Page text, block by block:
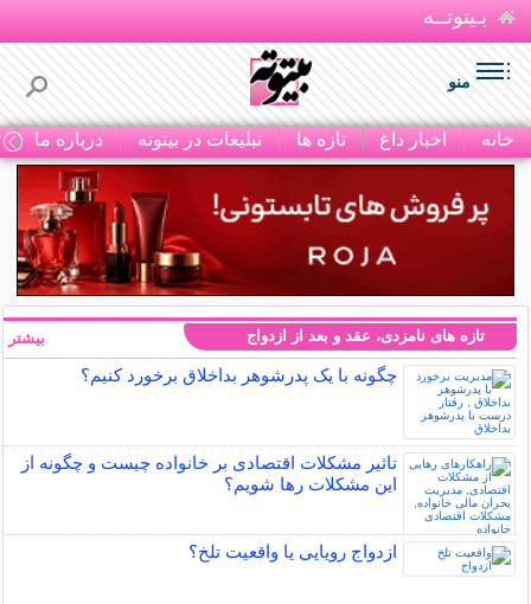
بـیتوتــه
منو
خانه اخبار داغ تازه ها تبلیغات در بیتوته درباره ما
تازه های نامزدی، عقد و بعد از ازدواج
چگونه با یک پدرشوهر بداخلاق برخورد کنیم؟
تاثیر مشکلات اقتصادی بر خانواده چیست و چگونه از
این مشکلات رها شویم؟
ازدواج رویایی یا واقعیت تلخ؟
بیشتر